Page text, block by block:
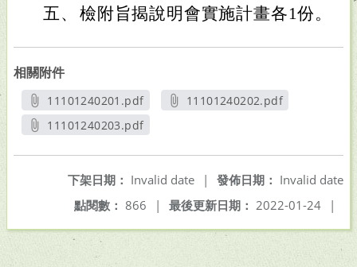
五、 檢附旨揭說明會實施計畫各1份。
相關附件
11101240201.pdf
另開新視窗
11101240202.pdf
11101240203.pdf
發佈日期： Invalid date
下架日期： Invalid date
|
最後更新日期： 2022-01-24 |
點閱數： 866 |